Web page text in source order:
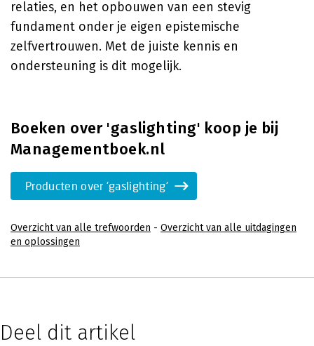
relaties, en het opbouwen van een stevig
fundament onder je eigen epistemische
zelfvertrouwen. Met de juiste kennis en
ondersteuning is dit mogelijk.
Boeken over 'gaslighting' koop je bij
Managementboek.nl
Producten over 'gaslighting'
Overzicht van alle trefwoorden - Overzicht van alle uitdagingen
en oplossingen
Deel dit artikel